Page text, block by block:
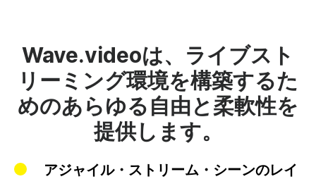
Wave.videoは、ライブスト
リーミング環境を構築するた
めのあらゆる自由と柔軟性を
提供します。
アジャイル・ストリーム・シーンのレイ